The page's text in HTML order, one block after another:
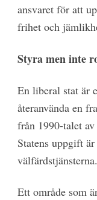
ansvaret för att
frihet och
Styra men inte
En liberal stat är
återanvända en
från 1990-talet
Statens uppgift
välfärdstjänsterna.
Ett område som